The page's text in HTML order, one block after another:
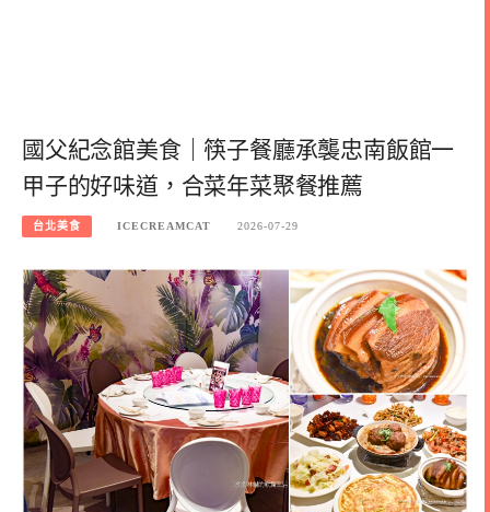
國父紀念館美食｜筷子餐廳承襲忠南飯館一
甲子的好味道，合菜年菜聚餐推薦
台北美食 ICECREAMCAT 2026-07-29